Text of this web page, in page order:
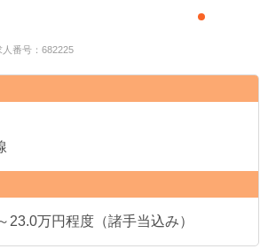
番号：682225
23.0万円程度（諸手当込み）